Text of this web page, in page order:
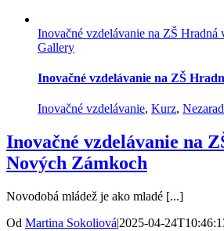
na
ZŠ
Bethlena
Nových
Zámkoch
Inovačné vzdelávanie na ZŠ
Gallery
Inovačné vzdelávanie na ZŠ
Inovačné vzdelávanie, Kurz,
Inovačné vzdelávanie na
Nových Zámkoch
Novodobá mládež je ako mladé [...]
Od Martina Sokoliová|2025-04-